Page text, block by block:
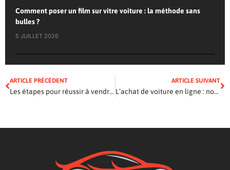
Comment poser un film sur vitre voiture : la méthode sans
bulles ?
5 JUILLET 2026
ARTICLE PRÉCÉDENT
Les étapes pour réussir à vendre une voiture d’occasion
ARTICLE SUIVANT
L’achat de voiture en ligne : nos conseils